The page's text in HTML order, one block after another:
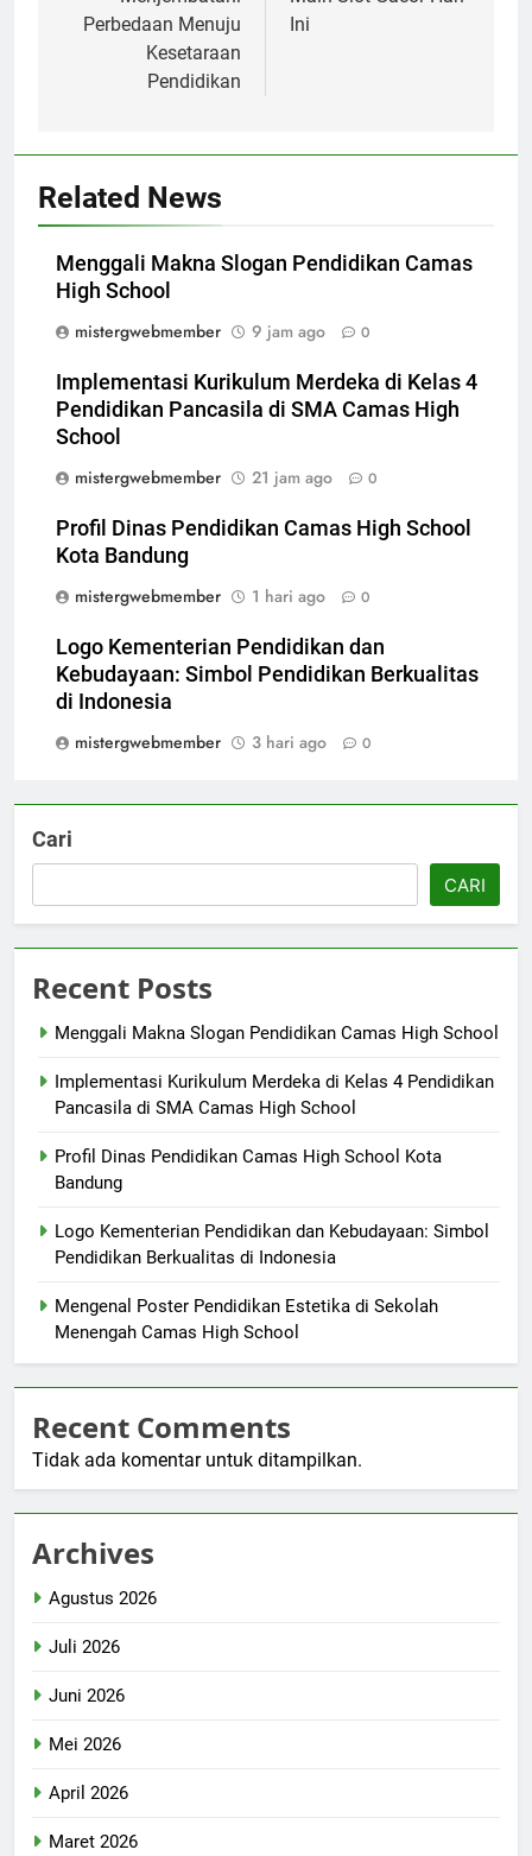
Perbedaan Menuju
Kesetaraan
Pendidikan
Ini
Related News
Menggali Makna Slogan Pendidikan Camas
High School
mistergwebmember
9 jam ago 0
Implementasi Kurikulum Merdeka di Kelas 4
Pendidikan Pancasila di SMA Camas High
School
mistergwebmember
21 jam ago 0
Profil Dinas Pendidikan Camas High School
Kota Bandung
mistergwebmember
1 hari ago 0
Logo Kementerian Pendidikan dan
Kebudayaan: Simbol Pendidikan Berkualitas
di Indonesia
mistergwebmember
3 hari ago 0
Cari
CARI
Recent Posts
Menggali Makna Slogan Pendidikan Camas High School
Implementasi Kurikulum Merdeka di Kelas 4 Pendidikan
Pancasila di SMA Camas High School
Profil Dinas Pendidikan Camas High School Kota
Bandung
Logo Kementerian Pendidikan dan Kebudayaan: Simbol
Pendidikan Berkualitas di Indonesia
Mengenal Poster Pendidikan Estetika di Sekolah
Menengah Camas High School
Recent Comments
Tidak ada komentar untuk ditampilkan.
Archives
Agustus 2026
Juli 2026
Juni 2026
Mei 2026
April 2026
Maret 2026